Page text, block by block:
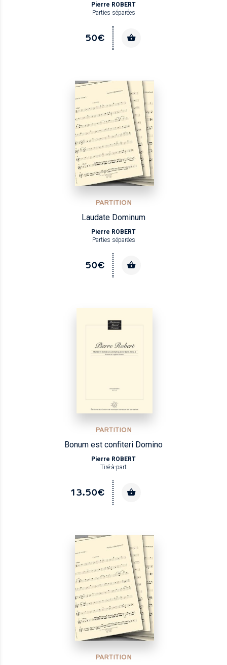
Pierre ROBERT
Parties séparées
50€
PARTITION
Laudate Dominum
Pierre ROBERT
Parties séparées
50€
PARTITION
Bonum est confiteri Domino
Pierre ROBERT
Tiré-à-part
13.50€
PARTITION